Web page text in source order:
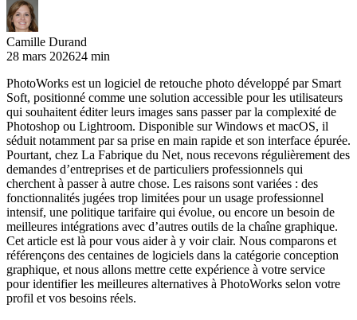
Camille Durand
28 mars 202624 min
PhotoWorks est un logiciel de retouche photo développé par Smart
Soft, positionné comme une solution accessible pour les utilisateurs
qui souhaitent éditer leurs images sans passer par la complexité de
Photoshop ou Lightroom. Disponible sur Windows et macOS, il
séduit notamment par sa prise en main rapide et son interface épurée.
Pourtant, chez La Fabrique du Net, nous recevons régulièrement des
demandes d’entreprises et de particuliers professionnels qui
cherchent à passer à autre chose. Les raisons sont variées : des
fonctionnalités jugées trop limitées pour un usage professionnel
intensif, une politique tarifaire qui évolue, ou encore un besoin de
meilleures intégrations avec d’autres outils de la chaîne graphique.
Cet article est là pour vous aider à y voir clair. Nous comparons et
référençons des centaines de logiciels dans la catégorie conception
graphique, et nous allons mettre cette expérience à votre service
pour identifier les meilleures alternatives à PhotoWorks selon votre
profil et vos besoins réels.